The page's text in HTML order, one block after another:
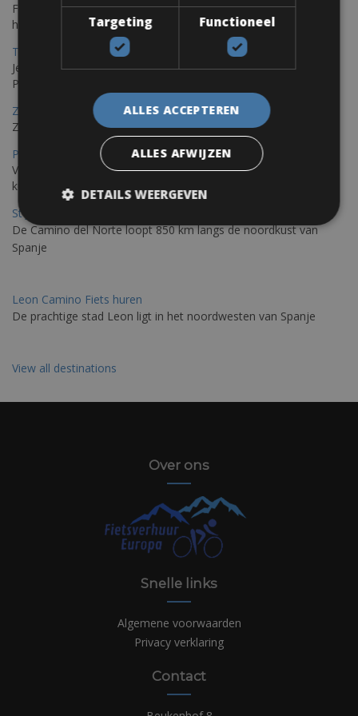
Fietsen langs de Istrische kust is de ideale fietstocht voor wie
houdt van de Mediterrane zon.
Trieste-Pula Fietsverhuur
Je kunt een fiets huren met levering in Triëst en de fiets later in
Pula of elders in Istrië achterlaten.
Zadar Fietsverhuur
Zadar, een verborgen parel die je op de fiets kunt ontdekken
Porto – Santiago De Compostela Fietsverhuur
Voor fietsen raden wij aan om de Portugese Camino langs de
kust te rijden; De weg van St. James Galiza
St Jacobs Route Fietsverhuur
De Camino del Norte loopt 850 km langs de noordkust van
Spanje
Leon Camino Fiets huren
De prachtige stad Leon ligt in het noordwesten van Spanje
View all destinations
Over ons
Snelle links
Algemene voorwaarden
Privacy verklaring
Contact
Targeting Functioneel
ALLES ACCEPTEREN
ALLES AFWIJZEN
DETAILS WEERGEVEN